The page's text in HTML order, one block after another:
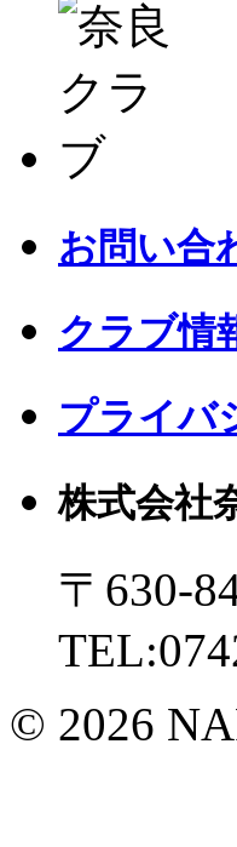
お問い合
クラブ情
プライバ
株式会社
〒630-
© 2026